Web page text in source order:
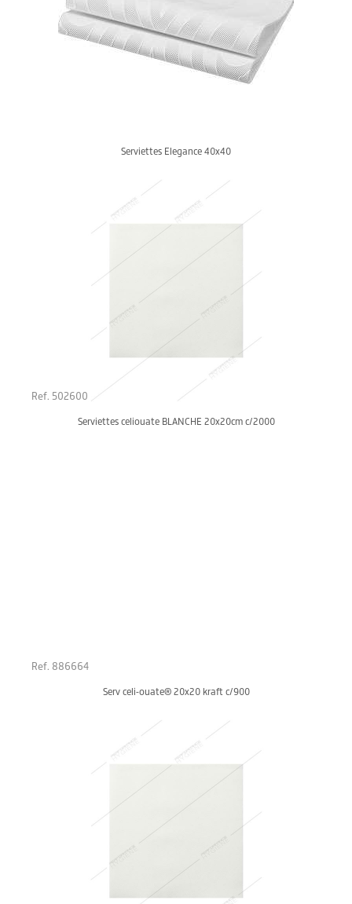
Serviettes Elegance 40x40
Ref. 502600
Serviettes celiouate BLANCHE 20x20cm c/2000
Ref. 886664
Serv celi-ouate® 20x20 kraft c/900